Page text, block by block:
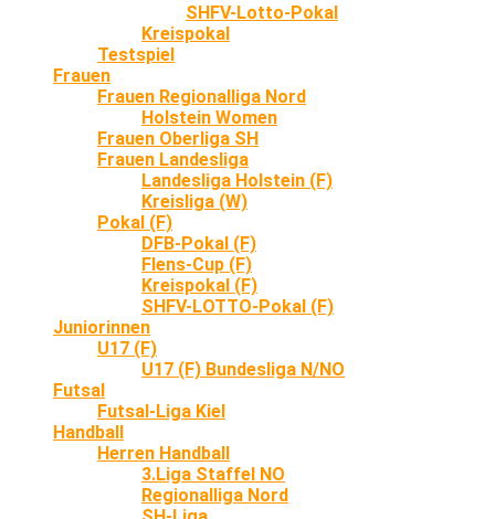
SHFV-Lotto-Pokal
Kreispokal
Testspiel
Frauen
Frauen Regionalliga Nord
Holstein Women
Frauen Oberliga SH
Frauen Landesliga
Landesliga Holstein (F)
Kreisliga (W)
Pokal (F)
DFB-Pokal (F)
Flens-Cup (F)
Kreispokal (F)
SHFV-LOTTO-Pokal (F)
Juniorinnen
U17 (F)
U17 (F) Bundesliga N/NO
Futsal
Futsal-Liga Kiel
Handball
Herren Handball
3.Liga Staffel NO
Regionalliga Nord